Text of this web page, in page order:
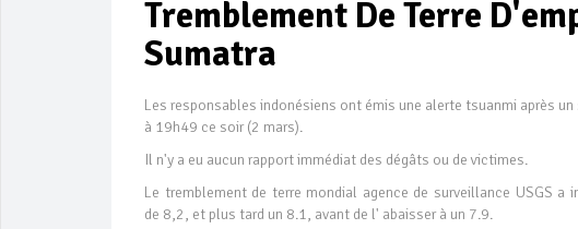
Tremblement De Terre
Sumatra
Les responsables indonésiens ont émis une alerte tsuanmi après
à 19h49 ce soir (2 mars).
Il n'y a eu aucun rapport immédiat des dégâts ou de victimes.
Le tremblement de terre mondial agence de surveillance USGS
de 8,2, et plus tard un 8.1, avant de l' abaisser à un 7.9.